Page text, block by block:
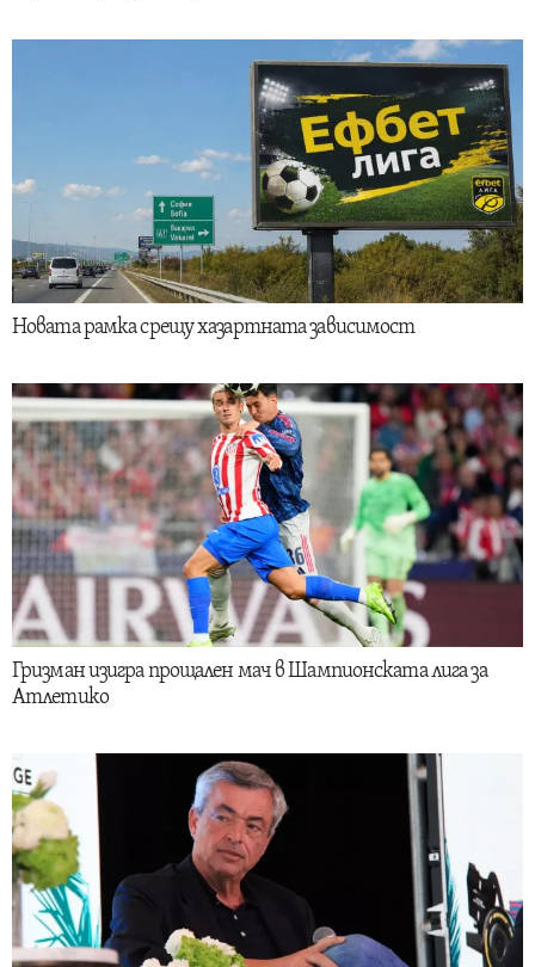
Новата рамка срещу хазартната зависимост
Гризман изигра прощален мач в Шампионската лига за
Атлетико